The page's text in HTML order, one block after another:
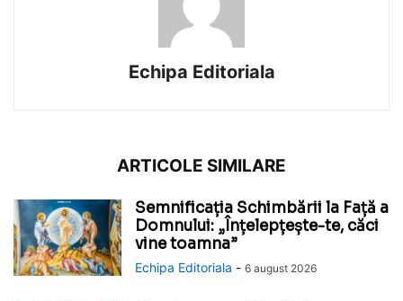
Echipa Editoriala
ARTICOLE SIMILARE
Semnificația Schimbării la Față a
Domnului: „Înțelepțește-te, căci
vine toamna”
Echipa Editoriala - 6 august 2026